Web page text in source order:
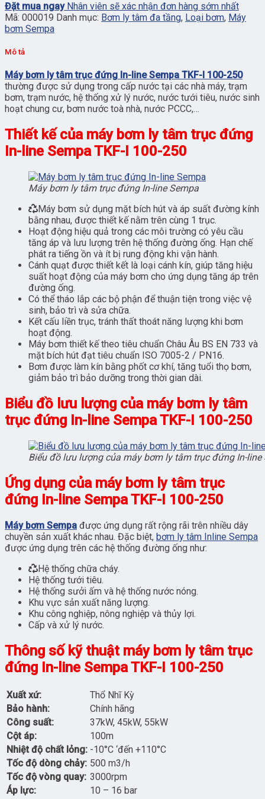
Đặt mua ngay Nhân viên sẽ xác nhận đơn hàng sớm nhất
Mã: 000019 Danh mục: Bơm ly tâm đa tầng, Loại bơm, Máy
bơm Sempa
Mô tả
Máy bơm ly tâm trục đứng In-line Sempa TKF-I 100-250
thường được sử dụng trong cấp nước tại các nhà máy, trạm
bơm, trạm nước, hệ thống xử lý nước, nước tưới tiêu, nước sinh
hoạt chung cư, bơm nước toà nhà, nước PCCC,…
Thiết kế của máy bơm ly tâm trục đứng
In-line Sempa TKF-I 100-250
Máy bơm ly tâm trục đứng In-line Sempa
Máy bơm sử dụng mặt bích hút và áp suất đường kính
bằng nhau, được thiết kế nằm trên cùng 1 trục.
Hoạt động hiệu quả trong các môi trường có yêu cầu
tăng áp và lưu lượng trên hệ thống đường ống. Hạn chế
phát ra tiếng ồn và ít bị rung động khi vận hành.
Cánh quạt được thiết kết là loại cánh kín, giúp tăng hiệu
suất hoạt động của máy bơm cho ứng dụng tăng áp trên
đường ống.
Có thể tháo lắp các bộ phận để thuận tiện trong việc vệ
sinh, bảo trì và sửa chữa.
Kết cấu liền trục, tránh thất thoát năng lượng khi bơm
hoạt động.
Máy bơm thiết kế theo tiêu chuẩn Châu Âu BS EN 733 và
mặt bích hút đạt tiêu chuẩn ISO 7005-2 / PN16.
Bơm được làm kín bằng phốt cơ khí, tăng tuổi thọ bơm,
giảm bảo trì bảo dưỡng trong thời gian dài.
Biểu đồ lưu lượng của máy bơm ly tâm
trục đứng In-line Sempa TKF-I 100-250
Biểu đồ lưu lượng của máy bơm ly tâm trục đứng In-line
Ứng dụng của máy bơm ly tâm trục
đứng In-line Sempa TKF-I 100-250
Máy bơm Sempa được ứng dụng rất rộng rãi trên nhiều dây
chuyền sản xuất khác nhau. Đặc biệt, bơm ly tâm Inline Sempa
được ứng dụng trên các hệ thống đường ống như:
Hệ thống chữa cháy.
Hệ thống tưới tiêu.
Hệ thống sưởi ấm và hệ thống nước nóng.
Khu vực sản xuất năng lượng.
Khu công nghiệp, nông nghiệp và thủy lợi.
Cấp và xử lý nước.
Thông số kỹ thuật máy bơm ly tâm trục
đứng In-line Sempa TKF-I 100-250
Xuất xứ:
Thổ Nhĩ Kỳ
Bảo hành:
Chính hãng
Công suất:
37kW, 45kW, 55kW
Cột áp:
100m
Nhiệt độ chất lỏng: -10°C ‘đến +110°C
Tốc độ dòng chảy: 500 m3/h
Tốc độ vòng quay: 3000rpm
Áp lực:
10 – 16 bar